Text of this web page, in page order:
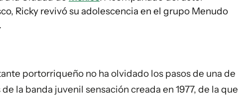
Ricky revivó su adolescencia en el grupo Menudo
portorriqueño no ha olvidado los pasos de una de
la banda juvenil sensación creada en 1977, de la que